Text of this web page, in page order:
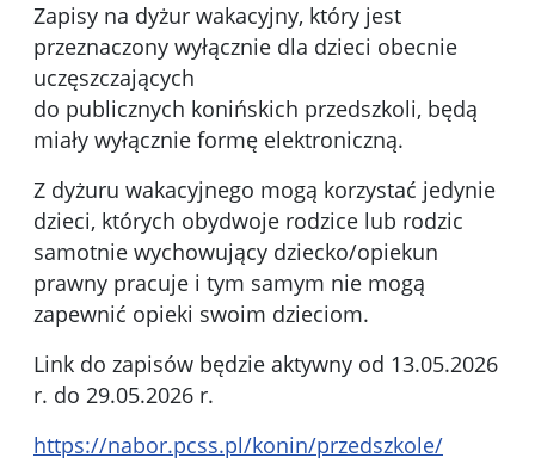
Zapisy na dyżur wakacyjny, który jest
przeznaczony wyłącznie dla dzieci obecnie
uczęszczających
do publicznych konińskich przedszkoli, będą
miały wyłącznie formę elektroniczną.
Z dyżuru wakacyjnego mogą korzystać jedynie
dzieci, których obydwoje rodzice lub rodzic
samotnie wychowujący dziecko/opiekun
prawny pracuje i tym samym nie mogą
zapewnić opieki swoim dzieciom.
Link do zapisów będzie aktywny od 13.05.2026
r. do 29.05.2026 r.
https://nabor.pcss.pl/konin/przedszkole/